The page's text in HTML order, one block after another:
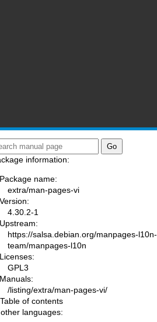
information:
Package name:
extra/man-pages-vi
Version:
4.30.2-1
Upstream:
https://salsa.debian.org/manpages-l10n-
team/manpages-l10n
Licenses:
GPL3
Manuals:
/listing/extra/man-pages-vi/
Table of contents
languages: